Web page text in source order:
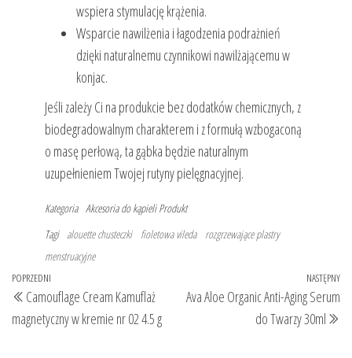
wspiera stymulację krążenia.
Wsparcie nawilżenia i łagodzenia podrażnień
dzięki naturalnemu czynnikowi nawilżającemu w
konjac.
Jeśli zależy Ci na produkcie bez dodatków chemicznych, z
biodegradowalnym charakterem i z formułą wzbogaconą
o masę perłową, ta gąbka będzie naturalnym
uzupełnieniem Twojej rutyny pielęgnacyjnej.
Kategoria Akcesoria do kąpieli Produkt
Tagi alouette chusteczki fioletowa vileda
rozgrzewające plastry
menstruacyjne
Nawigacja
wpisu
Poprzedni
wpis
POPRZEDNI
Camouflage Cream Kamuflaż
magnetyczny w kremie nr 02 4.5 g
NASTĘPNY
Ava Aloe Organic Anti-Aging Serum
do Twarzy 30ml